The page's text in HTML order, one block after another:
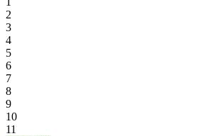
2
3
4
5
6
7
8
9
10
11